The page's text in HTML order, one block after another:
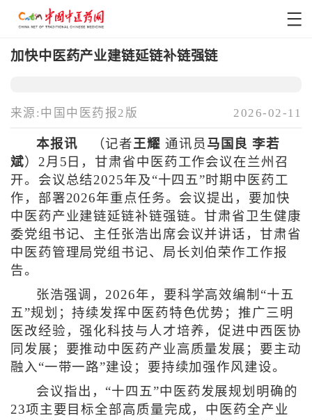
加快中医药产业建链延链补链强链
来源:中国中医药报2版 2026-02-11
本报讯 （记者王耀 通讯员 马国良 李若
斌）2月5日，甘肃省中医药工作会议在兰州召
开。会议总结2025年及“十四五”时期中医药工
作，部署2026年重点任务。会议提出，要加快
中医药产业建链延链补链强链。甘肃省卫生健康
委党组书记、主任张浩出席会议并讲话，甘肃省
中医药管理局党组书记、局长刘伯荣作工作报
告。
张浩强调，2026年，要科学高效编制“十五
五”规划；持续发挥中医药特色优势；推广三明
医改经验，强化科技与人才培养，促进中西医协
同发展；要推动中医药产业高质量发展；要主动
融入“一带一路”建设；要持续加强作风建设。
会议指出，“十四五”中医药发展规划明确的
23项主要目标全部高质量完成，中医药全产业